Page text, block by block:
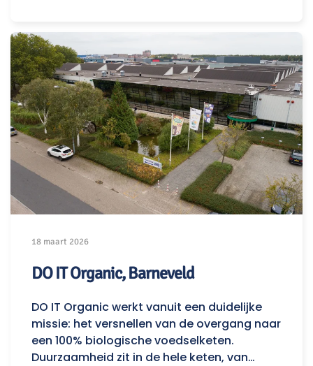
18 maart 2026
DO IT Organic, Barneveld
DO IT Organic werkt vanuit een duidelijke
missie: het versnellen van de overgang naar
een 100% biologische voedselketen.
Duurzaamheid zit in de hele keten, van…